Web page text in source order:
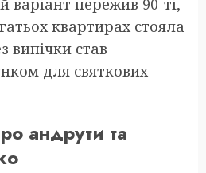
варіант пережив 90-ті,
квартирах стояла
випічки став
для святкових
андрути та